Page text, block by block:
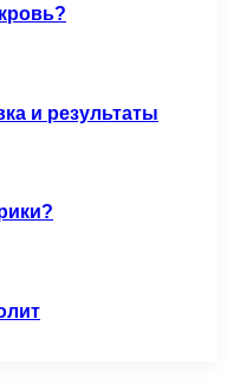
и результаты